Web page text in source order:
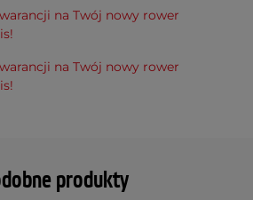
produkty
na Twój nowy rower
na Twój nowy rower